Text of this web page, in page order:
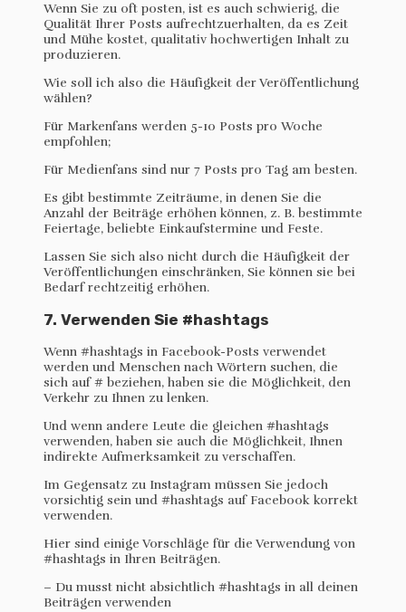
Wenn Sie zu oft posten, ist es auch schwierig, die
Qualität Ihrer Posts aufrechtzuerhalten, da es Zeit
und Mühe kostet, qualitativ hochwertigen Inhalt zu
produzieren.
Wie soll ich also die Häufigkeit der Veröffentlichung
wählen?
Für Markenfans werden 5-10 Posts pro Woche
empfohlen;
Für Medienfans sind nur 7 Posts pro Tag am besten.
Es gibt bestimmte Zeiträume, in denen Sie die
Anzahl der Beiträge erhöhen können, z. B. bestimmte
Feiertage, beliebte Einkaufstermine und Feste.
Lassen Sie sich also nicht durch die Häufigkeit der
Veröffentlichungen einschränken, Sie können sie bei
Bedarf rechtzeitig erhöhen.
7. Verwenden Sie #hashtags
Wenn #hashtags in Facebook-Posts verwendet
werden und Menschen nach Wörtern suchen, die
sich auf # beziehen, haben sie die Möglichkeit, den
Verkehr zu Ihnen zu lenken.
Und wenn andere Leute die gleichen #hashtags
verwenden, haben sie auch die Möglichkeit, Ihnen
indirekte Aufmerksamkeit zu verschaffen.
Im Gegensatz zu Instagram müssen Sie jedoch
vorsichtig sein und #hashtags auf Facebook korrekt
verwenden.
Hier sind einige Vorschläge für die Verwendung von
#hashtags in Ihren Beiträgen.
– Du musst nicht absichtlich #hashtags in all deinen
Beiträgen verwenden